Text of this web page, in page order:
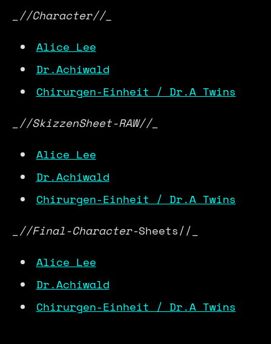
_//Character//_
Alice Lee
Dr.Achiwald
Chirurgen-Einheit / Dr.A Twins
_//SkizzenSheet-RAW//_
Alice Lee
Dr.Achiwald
Chirurgen-Einheit / Dr.A Twins
_//Final-Character-Sheets//_
Alice Lee
Dr.Achiwald
Chirurgen-Einheit / Dr.A Twins